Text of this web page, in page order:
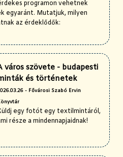
programon vehetnek
egyaránt. Mutatjuk, milyen
az érdeklődők:
város szövete - budapesti
és történetek
- Fővárosi Szabó Ervin
egy fotót egy textilmintáról,
része a mindennapjaidnak!